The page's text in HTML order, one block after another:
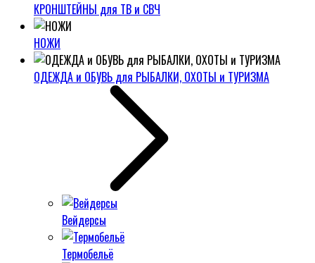
КРОНШТЕЙНЫ для ТВ и СВЧ
НОЖИ
ОДЕЖДА и ОБУВЬ для РЫБАЛКИ, ОХОТЫ и ТУРИЗМА
Вейдерсы
Термобельё